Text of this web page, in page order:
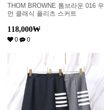
THOM BROWNE 톰브라운 016 우
먼 클래식 플리츠 스커트
118,000₩
0 0